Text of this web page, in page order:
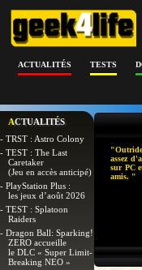
ACTUALITÉS TESTS
ACTUALITÉS
- TRST : Astro Colony
- TEST : The Last
Caretaker
(Jeu en accès anticipé)
- PlayStation Plus :
les jeux d’août 2026
- TEST : Splatoon
Raiders
- Dragon Ball: Sparking!
ZERO accueille
le DLC « Super Limit-
Breaking NEO »
assez
sur PC
amis. "